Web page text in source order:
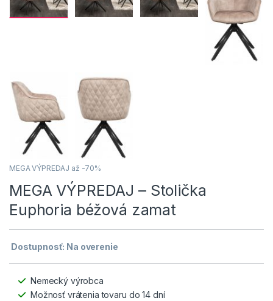
MEGA VÝPREDAJ až -70%
MEGA VÝPREDAJ – Stolička
Euphoria béžová zamat
Dostupnosť: Na overenie
Nemecký výrobca
Možnosť vrátenia tovaru do 14 dní